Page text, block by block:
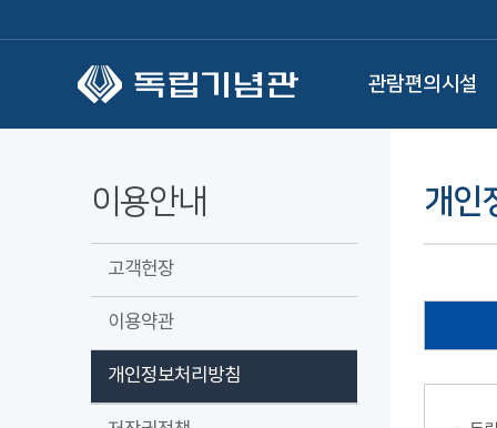
관람편의시설
이용안내
고객헌장
이용약관
개인정보처리방침
개인